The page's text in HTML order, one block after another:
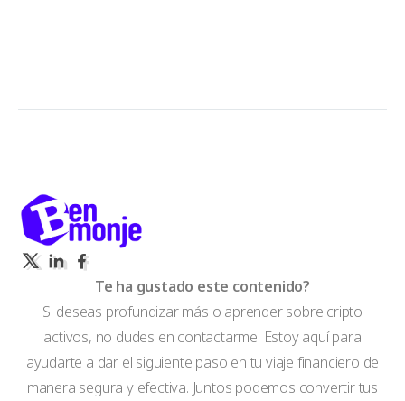
Te ha gustado este contenido?
Si deseas profundizar más o aprender sobre cripto
activos, no dudes en contactarme! Estoy aquí para
ayudarte a dar el siguiente paso en tu viaje financiero de
manera segura y efectiva. Juntos podemos convertir tus